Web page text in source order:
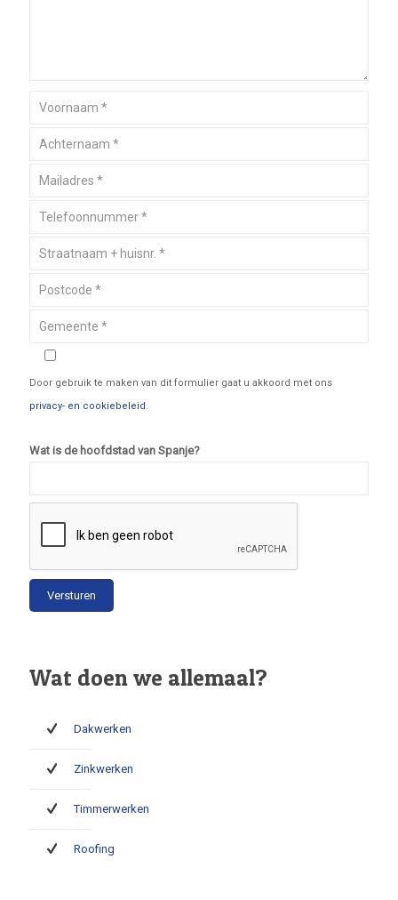
Door gebruik te maken van dit formulier gaat u akkoord met ons
privacy- en cookiebeleid.
Wat is de hoofdstad van Spanje?
Wat doen we allemaal?
Dakwerken
Zinkwerken
Timmerwerken
Roofing